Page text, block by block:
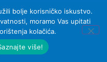
bolje korisničko iskustvo.
moramo Vas upitati
kolačića.
više!